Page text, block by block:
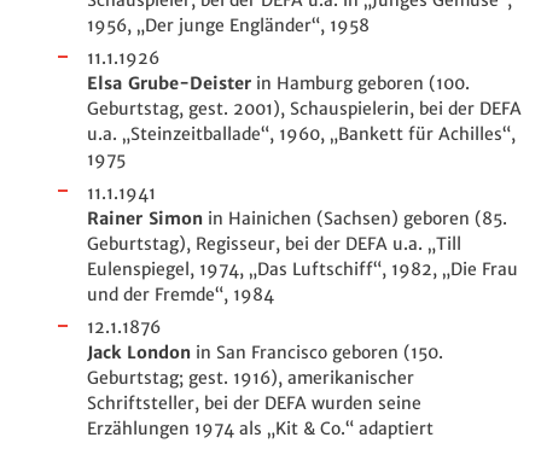
1956, „Der junge Engländer“, 1958
11.1.1926
Elsa Grube-Deister in Hamburg geboren (100.
Geburtstag, gest. 2001), Schauspielerin, bei der DEFA
u.a. „Steinzeitballade“, 1960, „Bankett für Achilles“,
1975
11.1.1941
Rainer Simon in Hainichen (Sachsen) geboren (85.
Geburtstag), Regisseur, bei der DEFA u.a. „Till
Eulenspiegel, 1974, „Das Luftschiff“, 1982, „Die Frau
und der Fremde“, 1984
12.1.1876
Jack London in San Francisco geboren (150.
Geburtstag; gest. 1916), amerikanischer
Schriftsteller, bei der DEFA wurden seine
Erzählungen 1974 als „Kit & Co.“ adaptiert